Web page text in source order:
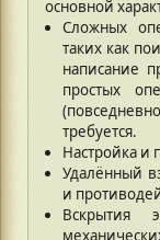
основной
Сложных
таких как
написание
простых
требуется.
Настройка и
Удалённый
и
Вскрытия